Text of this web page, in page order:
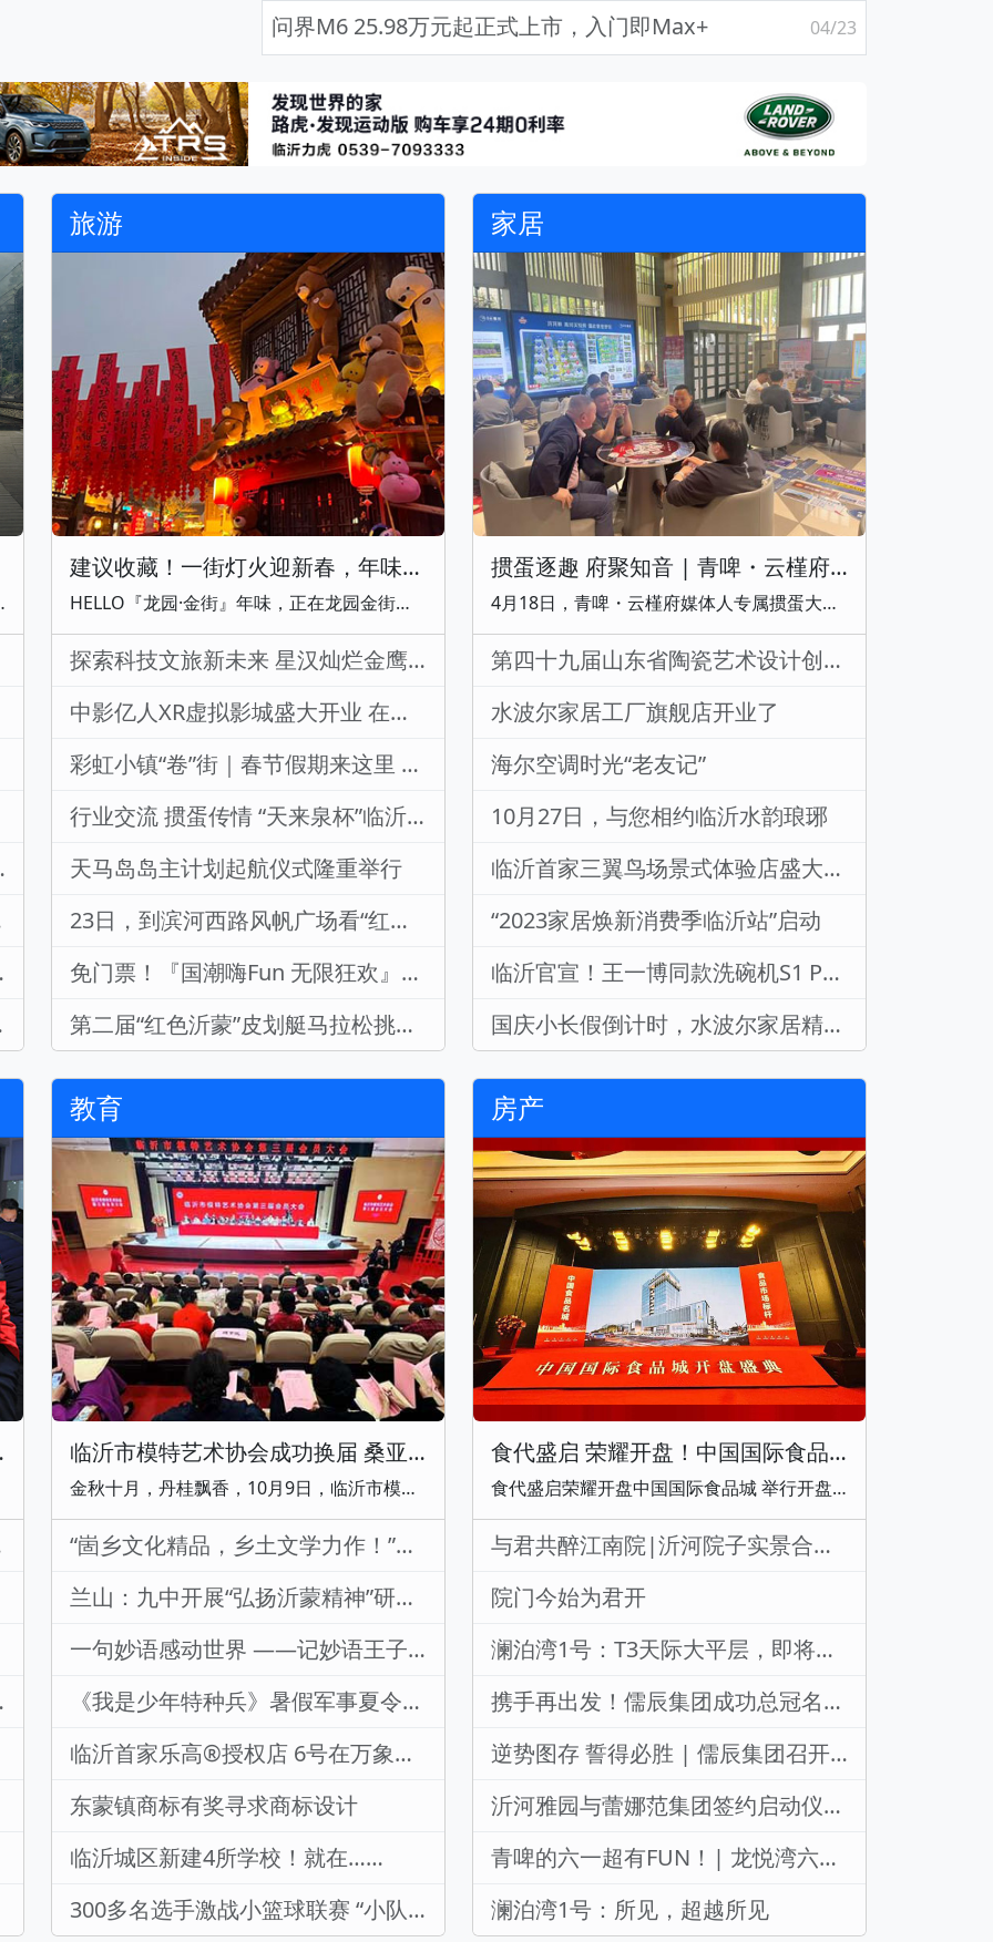
问界M6 25.98万元起正式上市，入门即Max+ 04/23
途品牌高端智造理念，同时公布临沂星途广合 4S 店发展规划。随后进行隆重的品牌授牌仪式，标志着临沂星途
Y L多市场热销
博览会
亮相
旅游
建议收藏！一街灯火迎新春，年味尽在龙园金街
HELLO『龙园·金街』年味，正在龙园金街慢慢铺开当暮色四合第一盏灯在金街尽头亮起我们便知道龙园最温柔的时节到了这里没有喧嚣的锣鼓却有一整条街的灯笼低垂成河，流淌成诗白昼它是悬于青瓦之上的流动绯云入夜则化身为领人闯入旧梦的宫灯幻境光影是最好的画家将每个人的身影勾勒进这幅名为“年”的长卷里不必刻意寻找角度，信步而行忽见锦鲤游弋于光影之波，虚实交错是“鲤游幻境”赠予的浪漫待到蓝调时刻灯盏倏然点亮那瞬间的惊艳足以让所有话语沉静而街角那株挂满祈愿的树正等待着你的一个愿望让红绸与墨字成为你与新春最柔软的连
探索科技文旅新未来 星汉灿烂金鹰机器人媒体分享会成功举办
中影亿人XR虚拟影城盛大开业 在临沂即可感受盛唐风华 双人仅需59.9元
彩虹小镇“卷”街｜春节假期来这里 非卷不可 逛大集 看铁花秀
行业交流 掼蛋传情 “天来泉杯”临沂媒体人掼蛋大赛圆满收官
天马岛岛主计划起航仪式隆重举行
23日，到滨河西路风帆广场看“红色沂蒙”摩托艇挑战赛
免门票！『国潮嗨Fun 无限狂欢』沂州古城五·一国潮电音嗨不停！
第二届“红色沂蒙”皮划艇马拉松挑战赛开赛200余名选手沂河竞速
家居
掼蛋逐趣 府聚知音 | 青啤・云槿府媒体人专属掼蛋大赛圆满收官
4月18日，青啤・云槿府媒体人专属掼蛋大赛在青啤龙悦湾营销中心圆满落幕。本次活动以牌为媒，集结临沂媒体界挚友，在酣畅竞技中畅叙同行情谊。掼蛋酣战 以技会友本次赛事采用淘汰赛 + 半决赛 + 决赛三轮决胜制。赛场之上，选手们默契配合、沉着博弈，尽显掼蛋竞技的智慧与乐趣；赛场之外，老友相聚谈笑风生，氛围热烈融洽。最终冠亚军荣耀揭晓，主办方为获胜者奉上定制啤酒大奖，更为每位嘉宾准备了卡式炉套装等诚意伴手礼，人人乘兴而来、尽兴而归。 同行叙谊 共鉴匠心作为深耕临沂 14 年的双千亿国企，青啤地
第四十九届山东省陶瓷艺术设计创新大赛、第十届山东省陶瓷职业技能竞赛在临沂开幕
水波尔家居工厂旗舰店开业了
海尔空调时光“老友记”
10月27日，与您相约临沂水韵琅琊
临沂首家三翼鸟场景式体验店盛大启幕，卡萨帝&索菲亚全屋智能家居体验店
“2023家居焕新消费季临沂站”启动
临沂官宣！王一博同款洗碗机S1 PLUS绿色款宠爱上市！
国庆小长假倒计时，水波尔家居精彩福利送不停！
式启动
行
察把脉
教育
临沂市模特艺术协会成功换届 桑亚丽当选第三届会长
金秋十月，丹桂飘香，10月9日，临沂市模特艺术协会第三届一次会员大会正式召开。临沂市政协副主席张玉兰，临沂市政府原副市长、党组副书记、市老科协会长刘彦祥，临沂市政府原副市长、市高等教育发展领导小组副组长、临沂市中华职教社社委会主任赵爱华，临沂市市委宣传部原常务副部长、市关工委副主任兼秘书长高明，市水利局原党委书记、局长、市关工委副主任申作信，临沂市民政局社会组织管理科科长万红娟，临沂市文联四级调研员耿霞，临沂市退役军人事务局原二级调研员、临沂市爱国拥军促进会主席、临沂市中华职教社副主任刘军，山东
“崮乡文化精品，乡土文学力作！”《诗路思语》诗集研讨会举行
兰山：九中开展“弘扬沂蒙精神”研学活动
一句妙语感动世界 ——记妙语王子薛庆西
《我是少年特种兵》暑假军事夏令营开始报名了
临沂首家乐高®授权店 6号在万象汇一楼盛大开业啦 满388元送城市行李牌
东蒙镇商标有奖寻求商标设计
临沂城区新建4所学校！就在……
300多名选手激战小篮球联赛 “小队员们”挥汗如雨的样子真帅
房产
食代盛启 荣耀开盘！中国国际食品城品牌区开盘
食代盛启荣耀开盘中国国际食品城 举行开盘盛典
与君共醉江南院|沂河院子实景合院样板房盛大开放
院门今始为君开
澜泊湾1号：T3天际大平层，即将与您牵手
携手再出发！儒辰集团成功总冠名2023临沂马拉松
逆势图存 誓得必胜 | 儒辰集团召开2023半年度工作会议
沂河雅园与蕾娜范集团签约启动仪式圆满举办！
青啤的六一超有FUN！| 龙悦湾六一嘉年华 欢动来袭
澜泊湾1号：所见，超越所见